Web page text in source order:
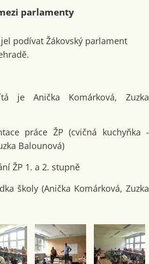
parlamenty
podívat Žákovský parlament
je Anička Komárková, Zuzka
práce ŽP (cvičná kuchyňka -
Balounová)
ŽP 1. a 2. stupně
školy (Anička Komárková, Zuzka